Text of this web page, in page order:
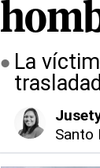
La
Santo